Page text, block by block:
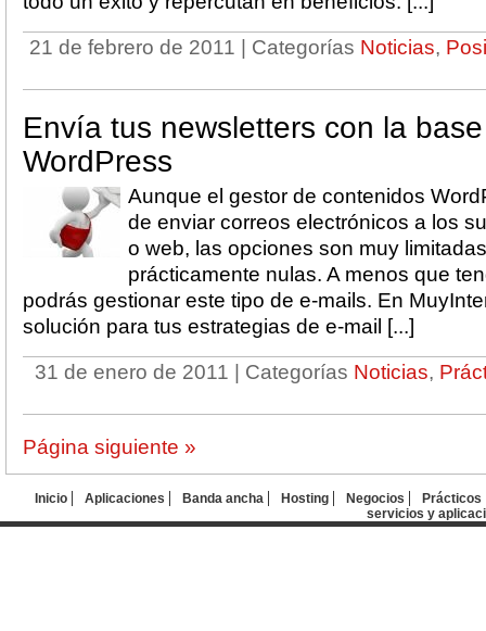
21 de febrero de 2011 | Categorías Noticias,
Envía tus newsletters con la
WordPress
Aunque el gestor de contenidos
de enviar correos electrónicos a los
o web, las opciones son muy
prácticamente nulas. A menos que
podrás gestionar este tipo de e-mails. En
solución para tus estrategias de e-mail [...]
31 de enero de 2011 | Categorías Noticias,
Página siguiente »
Inicio Aplicaciones Banda ancha Hosting Negocios
Prácticos
servicios y